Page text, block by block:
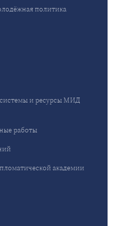
политика
и ресурсы МИД
работы
академии